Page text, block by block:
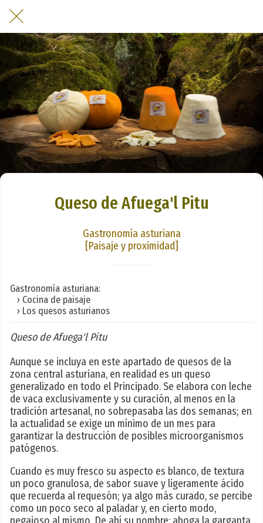
Queso de Afuega'l Pitu
Gastronomía asturiana
[Paisaje y proximidad]
Gastronomía asturiana:
› Cocina de paisaje
› Los quesos asturianos
Queso de Afuega'l Pitu
Aunque se incluya en este apartado de quesos de la
zona central asturiana, en realidad es un queso
generalizado en todo el Principado. Se elabora con leche
de vaca exclusivamente y su curación, al menos en la
tradición artesanal, no sobrepasaba las dos semanas; en
la actualidad se exige un mínimo de un mes para
garantizar la destrucción de posibles microorganismos
patógenos.
Cuando es muy fresco su aspecto es blanco, de textura
un poco granulosa, de sabor suave y ligeramente ácido
que recuerda al requesón; ya algo más curado, se percibe
como un poco seco al paladar y, en cierto modo,